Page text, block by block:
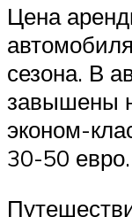
Цена
сезона. В
завышены
эконом-
30-50 евро.